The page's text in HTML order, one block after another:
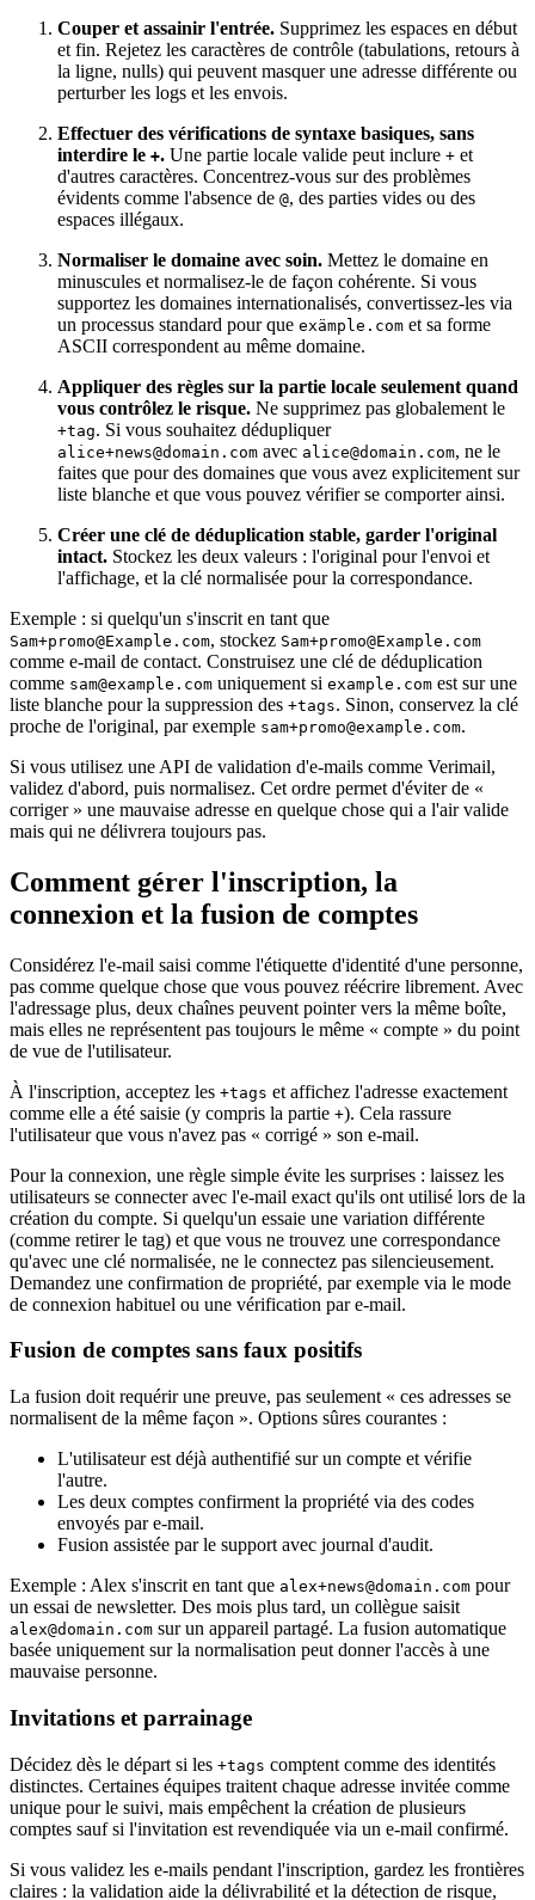
Couper et assainir l'entrée. Supprimez les espaces en début
et fin. Rejetez les caractères de contrôle (tabulations, retours à
la ligne, nulls) qui peuvent masquer une adresse différente ou
perturber les logs et les envois.
Effectuer des vérifications de syntaxe basiques, sans
interdire le +. Une partie locale valide peut inclure + et
d'autres caractères. Concentrez-vous sur des problèmes
évidents comme l'absence de @, des parties vides ou des
espaces illégaux.
Normaliser le domaine avec soin. Mettez le domaine en
minuscules et normalisez-le de façon cohérente. Si vous
supportez les domaines internationalisés, convertissez-les via
un processus standard pour que exämple.com et sa forme
ASCII correspondent au même domaine.
Appliquer des règles sur la partie locale seulement quand
vous contrôlez le risque. Ne supprimez pas globalement le
+tag. Si vous souhaitez dédupliquer
alice+news@domain.com avec alice@domain.com, ne le
faites que pour des domaines que vous avez explicitement sur
liste blanche et que vous pouvez vérifier se comporter ainsi.
Créer une clé de déduplication stable, garder l'original
intact. Stockez les deux valeurs : l'original pour l'envoi et
l'affichage, et la clé normalisée pour la correspondance.
Exemple : si quelqu'un s'inscrit en tant que
Sam+promo@Example.com, stockez Sam+promo@Example.com
comme e-mail de contact. Construisez une clé de déduplication
comme sam@example.com uniquement si example.com est sur une
liste blanche pour la suppression des +tags. Sinon, conservez la clé
proche de l'original, par exemple sam+promo@example.com.
Si vous utilisez une API de validation d'e-mails comme Verimail,
validez d'abord, puis normalisez. Cet ordre permet d'éviter de «
corriger » une mauvaise adresse en quelque chose qui a l'air valide
mais qui ne délivrera toujours pas.
Comment gérer l'inscription, la
connexion et la fusion de comptes
Considérez l'e-mail saisi comme l'étiquette d'identité d'une personne,
pas comme quelque chose que vous pouvez réécrire librement. Avec
l'adressage plus, deux chaînes peuvent pointer vers la même boîte,
mais elles ne représentent pas toujours le même « compte » du point
de vue de l'utilisateur.
À l'inscription, acceptez les +tags et affichez l'adresse exactement
comme elle a été saisie (y compris la partie +). Cela rassure
l'utilisateur que vous n'avez pas « corrigé » son e-mail.
Pour la connexion, une règle simple évite les surprises : laissez les
utilisateurs se connecter avec l'e-mail exact qu'ils ont utilisé lors de la
création du compte. Si quelqu'un essaie une variation différente
(comme retirer le tag) et que vous ne trouvez une correspondance
qu'avec une clé normalisée, ne le connectez pas silencieusement.
Demandez une confirmation de propriété, par exemple via le mode
de connexion habituel ou une vérification par e-mail.
Fusion de comptes sans faux positifs
La fusion doit requérir une preuve, pas seulement « ces adresses se
normalisent de la même façon ». Options sûres courantes :
L'utilisateur est déjà authentifié sur un compte et vérifie
l'autre.
Les deux comptes confirment la propriété via des codes
envoyés par e-mail.
Fusion assistée par le support avec journal d'audit.
Exemple : Alex s'inscrit en tant que alex+news@domain.com pour
un essai de newsletter. Des mois plus tard, un collègue saisit
alex@domain.com sur un appareil partagé. La fusion automatique
basée uniquement sur la normalisation peut donner l'accès à une
mauvaise personne.
Invitations et parrainage
Décidez dès le départ si les +tags comptent comme des identités
distinctes. Certaines équipes traitent chaque adresse invitée comme
unique pour le suivi, mais empêchent la création de plusieurs
comptes sauf si l'invitation est revendiquée via un e-mail confirmé.
Si vous validez les e-mails pendant l'inscription, gardez les frontières
claires : la validation aide la délivrabilité et la détection de risque,